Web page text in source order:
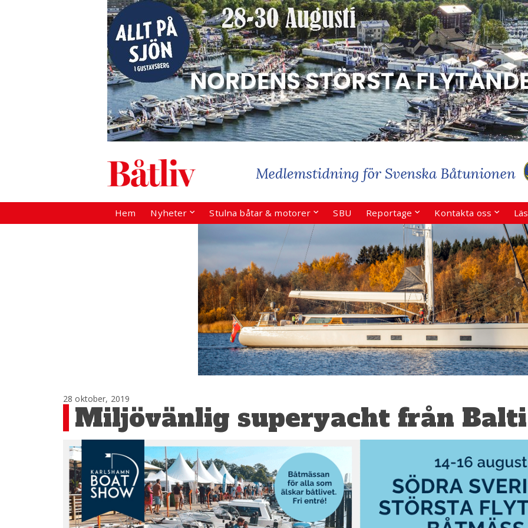
Hem Nyheter Stulna båtar & motorer SBU Reportage Kontakta oss
28 oktober, 2019
Miljövänlig superyacht från